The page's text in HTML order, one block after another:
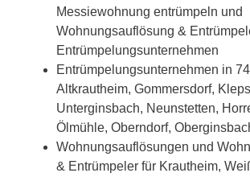
Messiewohnung entrümpeln und
Wohnungsauflösung &
Entrümpelungsunternehmen
Entrümpelungsunternehmen in
Altkrautheim, Gommersdorf,
Unterginsbach, Neunstetten,
Ölmühle, Oberndorf,
Wohnungsauflösungen und
& Entrümpeler für Krautheim,